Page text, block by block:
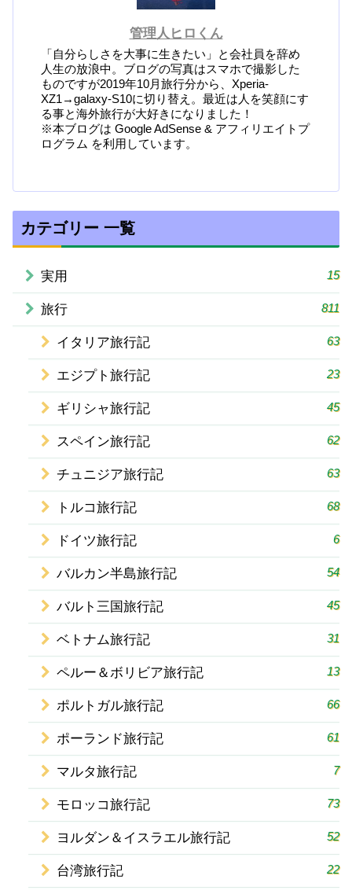
管理人ヒロくん
「自分らしさを大事に生きたい」と会社員を辞め
人生の放浪中。ブログの写真はスマホで撮影した
ものですが2019年10月旅行分から、Xperia-
XZ1→galaxy-S10に切り替え。最近は人を笑顔にす
る事と海外旅行が大好きになりました！
※本ブログは Google AdSense & アフィリエイトプ
ログラム を利用しています。
カテゴリー 一覧
実用 15
旅行 811
イタリア旅行記 63
エジプト旅行記 23
ギリシャ旅行記 45
スペイン旅行記 62
チュニジア旅行記 63
トルコ旅行記 68
ドイツ旅行記 6
バルカン半島旅行記 54
バルト三国旅行記 45
ベトナム旅行記 31
ペルー＆ボリビア旅行記 13
ポルトガル旅行記 66
ポーランド旅行記 61
マルタ旅行記 7
モロッコ旅行記 73
ヨルダン＆イスラエル旅行記 52
台湾旅行記 22